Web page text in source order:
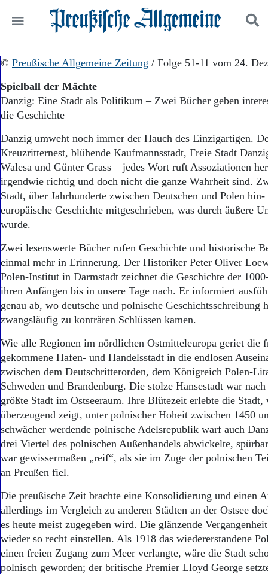
Start
Wer wir sind
Aktuelle Ausgabe
Abonnenten-Login
Abonnent werden
Abo Prämien
Archiv
Politik
Panorama
Geschichte
Ostpreußen
Pommern
Berlin-Brandenburg
Schlesien
Danzig und Westpreußen
Kontakt
Impressum
Datenschutz
Suchen und finden
© Preußische Allgemeine Zeitung / Folge 51-11 vom 24.
Spielball der Mächte
Danzig: Eine Stadt als Politikum – Zwei Bücher geben
die Geschichte
Danzig umweht noch immer der Hauch des Einzigartigen.
Kreuzritternest, blühende Kaufmannsstadt, Freie Stadt
Walesa und Günter Grass – jedes Wort ruft Assoziationen
irgendwie richtig und doch nicht die ganze Wahrheit sind.
Stadt, über Jahrhunderte zwischen Deutschen und Polen
europäische Geschichte mitgeschrieben, was durch äußere
wurde.
Zwei lesenswerte Bücher rufen Geschichte und historische
einmal mehr in Erinnerung. Der Historiker Peter Oliver
Polen-Institut in Darmstadt zeichnet die Geschichte der
ihren Anfängen bis in unsere Tage nach. Er informiert
genau ab, wo deutsche und polnische Geschichtsschreibung
zwangsläufig zu konträren Schlüssen kamen.
Wie alle Regionen im nördlichen Ostmitteleuropa geriet die
gekommene Hafen- und Handelsstadt in die endlosen
zwischen dem Deutschritterorden, dem Königreich Polen-
Schweden und Brandenburg. Die stolze Hansestadt war
größte Stadt im Ostseeraum. Ihre Blütezeit erlebte die
überzeugend zeigt, unter polnischer Hoheit zwischen 1450
schwächer werdende polnische Adelsrepublik warf auch
drei Viertel des polnischen Außenhandels abwickelte,
war gewissermaßen „reif“, als sie im Zuge der polnischen
an Preußen fiel.
Die preußische Zeit brachte eine Konsolidierung und einen
allerdings im Vergleich zu anderen Städten an der Ostsee
es heute meist zugegeben wird. Die glänzende
wieder so recht einstellen. Als 1918 das wiedererstandene
einen freien Zugang zum Meer verlangte, wäre die Stadt
polnisch geworden; der britische Premier Lloyd George